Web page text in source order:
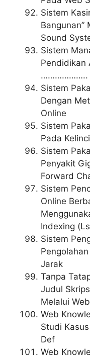
Sistem
Bangunan”
Sound
Sistem
Pendidikan
………………..
Sistem
Dengan
Online
Sistem
Pada
Sistem
Penyakit
Forward
Sistem
Online
Indexing
Sistem
Jarak
Tanpa
Judul
Melalui
Web
Studi
Def
Web